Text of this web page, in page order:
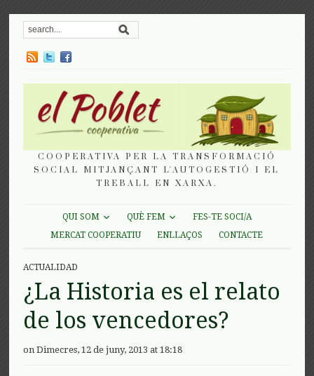
COOPERATIVA PER LA TRANSFORMACIÓ
SOCIAL MITJANÇANT L'AUTOGESTIÓ I EL
TREBALL EN XARXA.
QUI SOM QUÈ FEM
FES-TE SOCI/A
MERCAT COOPERATIU
ENLLAÇOS CONTACTE
ACTUALIDAD
¿La Historia es el relato
de los vencedores?
on Dimecres, 12 de juny, 2013 at 18:18